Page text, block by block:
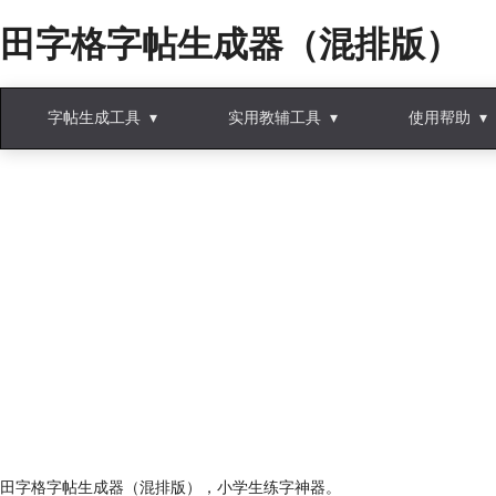
田字格字帖生成器（混排版）
字帖生成工具 实用教辅工具 使用帮助
田字格字帖生成器（混排版），小学生练字神器。